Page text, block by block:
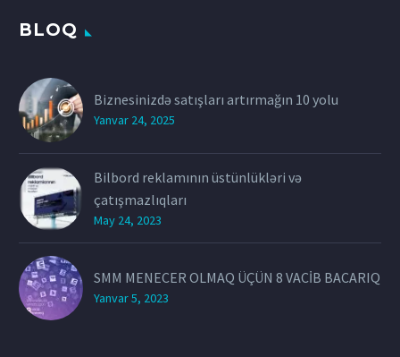
BLOQ
Biznesinizdə satışları artırmağın 10 yolu
Yanvar 24, 2025
Bilbord reklamının üstünlükləri və
çatışmazlıqları
May 24, 2023
SMM MENECER OLMAQ ÜÇÜN 8 VACİB BACARIQ
Yanvar 5, 2023